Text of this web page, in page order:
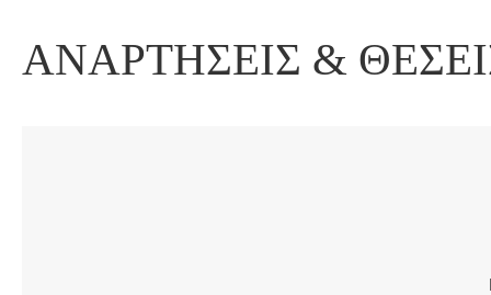
ΑΝΑΡΤΉΣΕΙΣ &